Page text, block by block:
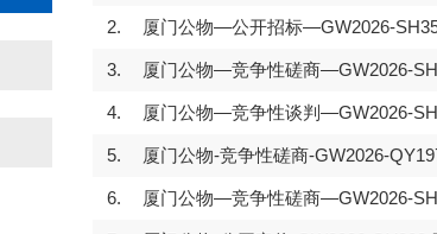
2. 厦门公物—公开招标—GW2026-
3. 厦门公物—竞争性磋商—GW2026-
4. 厦门公物—竞争性谈判—GW2026-
5. 厦门公物-竞争性磋商-GW2026-
6. 厦门公物—竞争性磋商—GW2026-